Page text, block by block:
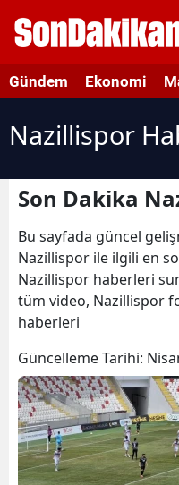
Gündem Ekonomi
Nazillispor
Son Dakika
Bu sayfada güncel
Nazillispor ile ilgili en
Nazillispor haberleri
tüm video, Nazillispor
haberleri
Güncelleme Tarihi: